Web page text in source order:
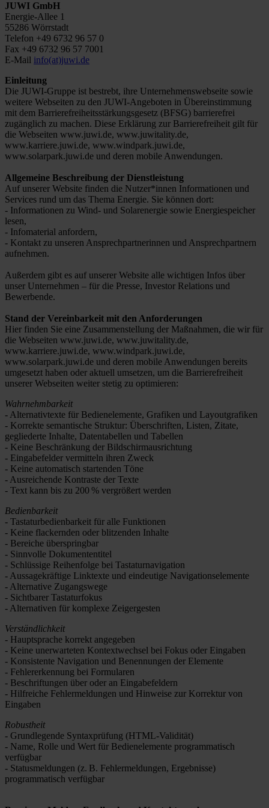
JUWI GmbH
Energie-Allee 1
55286 Wörrstadt
Telefon +49 6732 96 57 0
Fax +49 6732 96 57 7001
E-Mail info(at)juwi.de
Einleitung
Die JUWI-Gruppe ist bestrebt, ihre Unternehmenswebseite sowie
weitere Webseiten zu den JUWI-Angeboten in Übereinstimmung
mit dem Barrierefreiheitsstärkungsgesetz (BFSG) barrierefrei
zugänglich zu machen. Diese Erklärung zur Barrierefreiheit gilt für
die Webseiten www.juwi.de, www.juwitality.de,
www.karriere.juwi.de, www.windpark.juwi.de,
www.solarpark.juwi.de und deren mobile Anwendungen.
Allgemeine Beschreibung der Dienstleistung
Auf unserer Website finden die Nutzer*innen Informationen und
Services rund um das Thema Energie. Sie können dort:
- Informationen zu Wind- und Solarenergie sowie Energiespeicher
lesen,
- Infomaterial anfordern,
- Kontakt zu unseren Ansprechpartnerinnen und Ansprechpartnern
aufnehmen.
Außerdem gibt es auf unserer Website alle wichtigen Infos über
unser Unternehmen – für die Presse, Investor Relations und
Bewerbende.
Stand der Vereinbarkeit mit den Anforderungen
Hier finden Sie eine Zusammenstellung der Maßnahmen, die wir für
die Webseiten www.juwi.de, www.juwitality.de,
www.karriere.juwi.de, www.windpark.juwi.de,
www.solarpark.juwi.de und deren mobile Anwendungen bereits
umgesetzt haben oder aktuell umsetzen, um die Barrierefreiheit
unserer Webseiten weiter stetig zu optimieren:
Wahrnehmbarkeit
- Alternativtexte für Bedienelemente, Grafiken und Layoutgrafiken
- Korrekte semantische Struktur: Überschriften, Listen, Zitate,
gegliederte Inhalte, Datentabellen und Tabellen
- Keine Beschränkung der Bildschirmausrichtung
- Eingabefelder vermitteln ihren Zweck
- Keine automatisch startenden Töne
- Ausreichende Kontraste der Texte
- Text kann bis zu 200 % vergrößert werden
Bedienbarkeit
- Tastaturbedienbarkeit für alle Funktionen
- Keine flackernden oder blitzenden Inhalte
- Bereiche überspringbar
- Sinnvolle Dokumententitel
- Schlüssige Reihenfolge bei Tastaturnavigation
- Aussagekräftige Linktexte und eindeutige Navigationselemente
- Alternative Zugangswege
- Sichtbarer Tastaturfokus
- Alternativen für komplexe Zeigergesten
Verständlichkeit
- Hauptsprache korrekt angegeben
- Keine unerwarteten Kontextwechsel bei Fokus oder Eingaben
- Konsistente Navigation und Benennungen der Elemente
- Fehlererkennung bei Formularen
- Beschriftungen über oder an Eingabefeldern
- Hilfreiche Fehlermeldungen und Hinweise zur Korrektur von
Eingaben
Robustheit
- Grundlegende Syntaxprüfung (HTML‑Validität)
- Name, Rolle und Wert für Bedienelemente programmatisch
verfügbar
- Statusmeldungen (z. B. Fehlermeldungen, Ergebnisse)
programmatisch verfügbar